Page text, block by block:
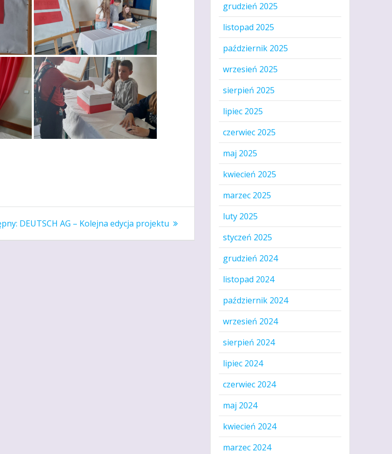
Następny
DEUTSCH AG – Kolejna edycja projektu
grudzień 2025
listopad 2025
październik 2025
wrzesień 2025
sierpień 2025
lipiec 2025
czerwiec 2025
maj 2025
kwiecień 2025
marzec 2025
luty 2025
styczeń 2025
grudzień 2024
listopad 2024
październik 2024
wrzesień 2024
sierpień 2024
lipiec 2024
czerwiec 2024
maj 2024
kwiecień 2024
marzec 2024